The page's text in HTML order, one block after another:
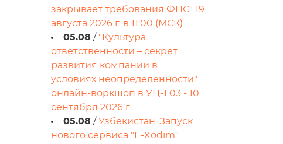
закрывает требования ФНС" 19
августа 2026 г. в 11:00 (МСК)
05.08 / "Культура
ответственности – секрет
развития компании в
условиях неопределенности"
онлайн-воркшоп в УЦ-1 03 - 10
сентября 2026 г.
05.08 / Узбекистан. Запуск
нового сервиса "E-Xodim"